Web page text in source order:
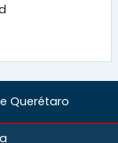
Querétaro